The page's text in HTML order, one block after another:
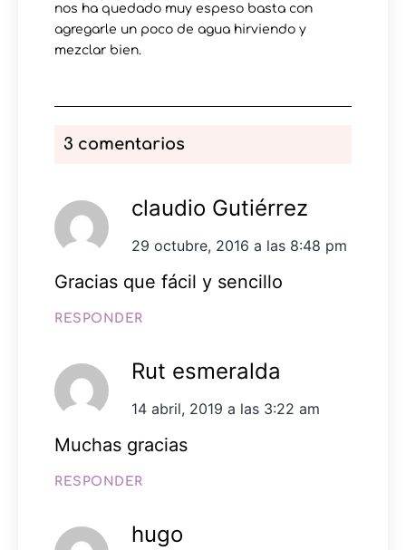
nos ha quedado muy espeso basta con
agregarle un poco de agua hirviendo y
mezclar bien.
3 comentarios
claudio Gutiérrez
29 octubre, 2016 a las 8:48 pm
Gracias que fácil y sencillo
RESPONDER
Rut esmeralda
14 abril, 2019 a las 3:22 am
Muchas gracias
RESPONDER
hugo